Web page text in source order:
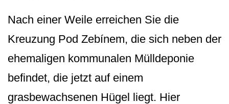
Nach einer Weile erreichen Sie die
Kreuzung Pod Zebínem, die sich neben der
ehemaligen kommunalen Mülldeponie
befindet, die jetzt auf einem
grasbewachsenen Hügel liegt. Hier